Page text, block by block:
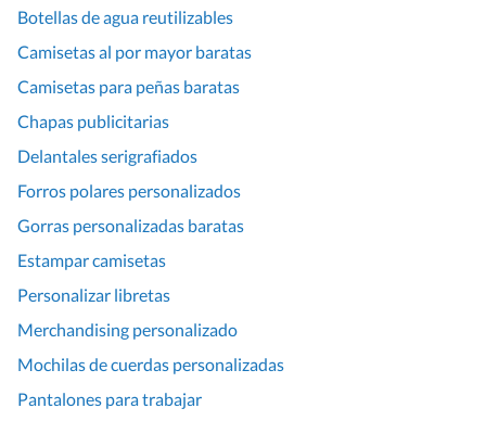
Botellas de agua reutilizables
Camisetas al por mayor baratas
Camisetas para peñas baratas
Chapas publicitarias
Delantales serigrafiados
Forros polares personalizados
Gorras personalizadas baratas
Estampar camisetas
Personalizar libretas
Merchandising personalizado
Mochilas de cuerdas personalizadas
Pantalones para trabajar